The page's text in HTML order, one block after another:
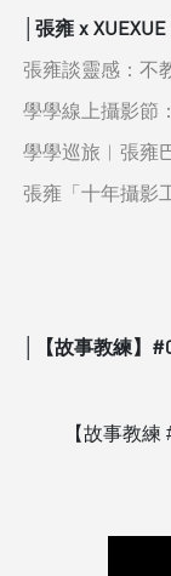
│張雍 x
張雍談靈感：不
學學線上攝影節
學學巡旅︱張雍
張雍「十年攝影
│【故事教練】
【故事教